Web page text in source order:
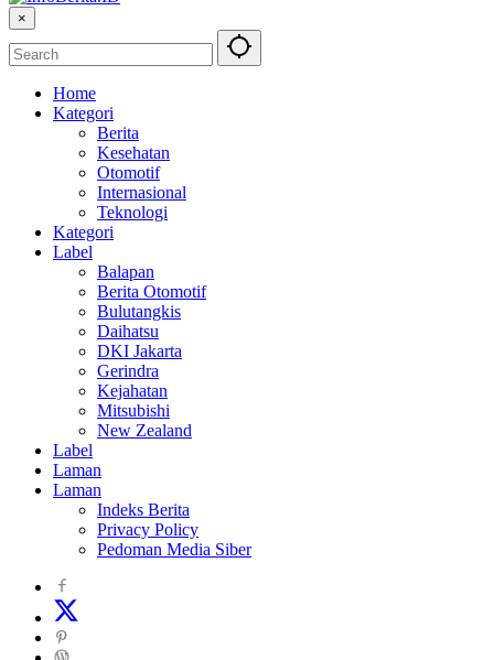
×
Home
Kategori
Berita
Kesehatan
Otomotif
Internasional
Teknologi
Kategori
Label
Balapan
Berita Otomotif
Bulutangkis
Daihatsu
DKI Jakarta
Gerindra
Kejahatan
Mitsubishi
New Zealand
Label
Laman
Laman
Indeks Berita
Privacy Policy
Pedoman Media Siber